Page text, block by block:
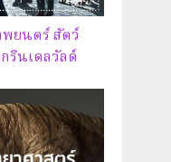
ยนตร์ สัตว์
รินเดลวัลด์